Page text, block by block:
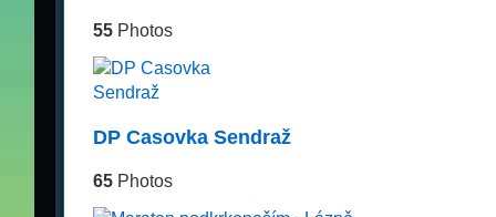
55Photos
DP Casovka Sendraž
65Photos